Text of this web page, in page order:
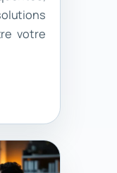
votre